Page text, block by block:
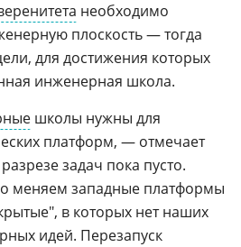
необходимо
плоскость — тогда
для достижения которых
инженерная школа.
школы нужны для
платформ, — отмечает
задач пока пусто.
меняем западные платформы
в которых нет наших
идей. Перезапуск